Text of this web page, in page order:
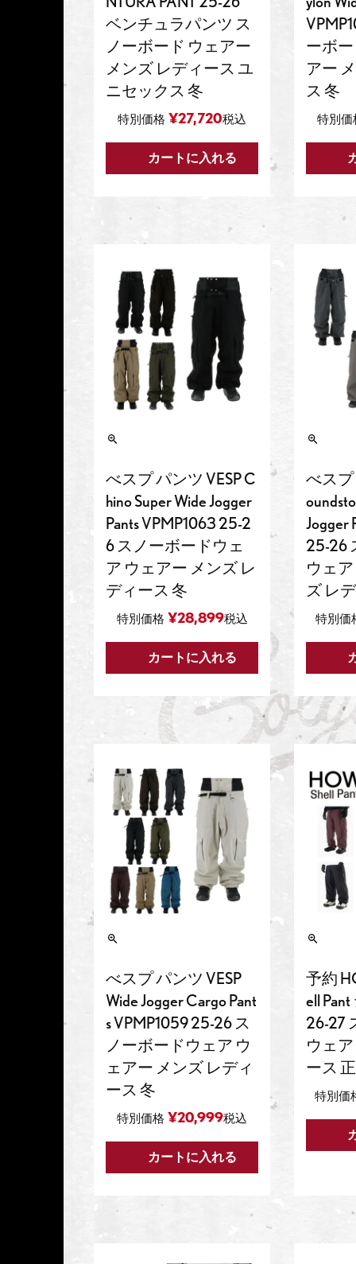
ベンチュラパンツ ス
ノーボード ウェアー
メンズ レディース ユ
ニセックス 冬
特別価格 ¥27,720税込
カートに入れる
ーボ
アー
ス 冬
特別価
べスプ パンツ VESP C
hino Super Wide Jogger
Pants VPMP1063 25-2
6 スノーボードウェ
ア ウェアー メンズ レ
ディース 冬
特別価格 ¥28,899税込
カートに入れる
べスプ
Jogger
25-26
ウェ
ズ レ
特別価
べスプ パンツ VESP
Wide Jogger Cargo Pant
s VPMP1059 25-26 ス
ノーボードウェア ウ
ェアー メンズ レディ
ース 冬
特別価格 ¥20,999税込
カートに入れる
予約
ell
26-27
ウェ
ース
特別価